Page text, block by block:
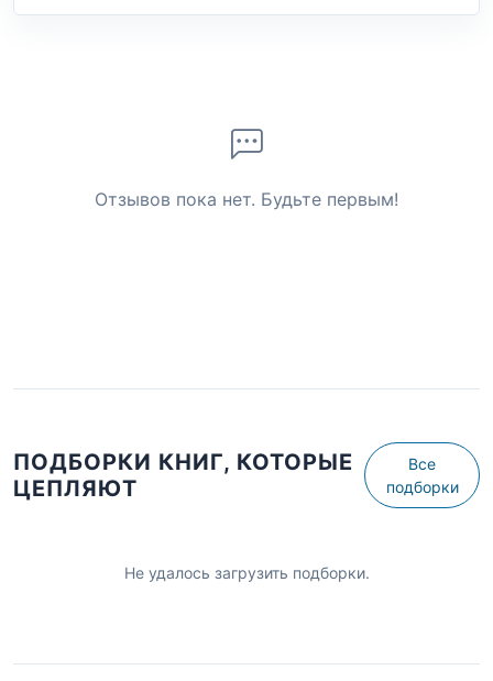
Отзывов пока нет. Будьте первым!
ПОДБОРКИ КНИГ, КОТОРЫЕ
ЦЕПЛЯЮТ
Все
подборки
Не удалось загрузить подборки.